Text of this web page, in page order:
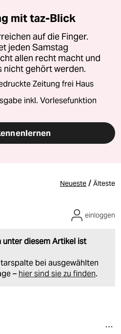
mit taz-Blick
auf die Finger.
jeden Samstag
allen recht macht und
nicht gehört werden.
Zeitung frei Haus
inkl. Vorlesefunktion
Neueste / Älteste
unter diesem Artikel ist
bei ausgewählten
– hier sind sie zu finden.
einloggen